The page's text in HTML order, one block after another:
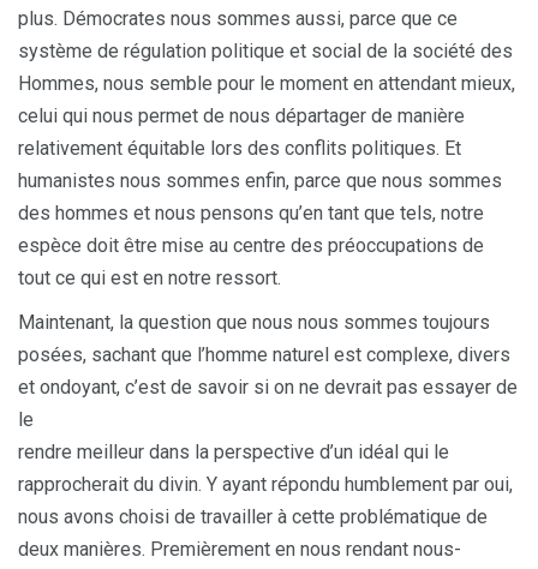
plus. Démocrates nous sommes aussi, parce que ce
système de régulation politique et social de la société des
Hommes, nous semble pour le moment en attendant mieux,
celui qui nous permet de nous départager de manière
relativement équitable lors des conflits politiques. Et
humanistes nous sommes enfin, parce que nous sommes
des hommes et nous pensons qu’en tant que tels, notre
espèce doit être mise au centre des préoccupations de
tout ce qui est en notre ressort.
Maintenant, la question que nous nous sommes toujours
posées, sachant que l’homme naturel est complexe, divers
et ondoyant, c’est de savoir si on ne devrait pas essayer de
le
rendre meilleur dans la perspective d’un idéal qui le
rapprocherait du divin. Y ayant répondu humblement par oui,
nous avons choisi de travailler à cette problématique de
deux manières. Premièrement en nous rendant nous-